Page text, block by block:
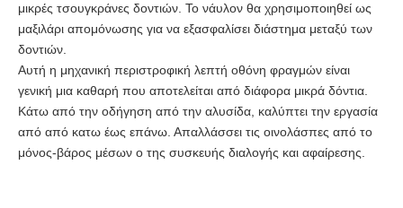
μικρές τσουγκράνες δοντιών. Το νάυλον θα χρησιμοποιηθεί ως
μαξιλάρι απομόνωσης για να εξασφαλίσει διάστημα μεταξύ των
δοντιών.
Αυτή η μηχανική περιστροφική λεπτή οθόνη φραγμών είναι
γενική μια καθαρή που αποτελείται από διάφορα μικρά δόντια.
Κάτω από την οδήγηση από την αλυσίδα, καλύπτει την εργασία
από από κατω έως επάνω. Απαλλάσσει τις οινολάσπες από το
μόνος-βάρος μέσων ο της συσκευής διαλογής και αφαίρεσης.